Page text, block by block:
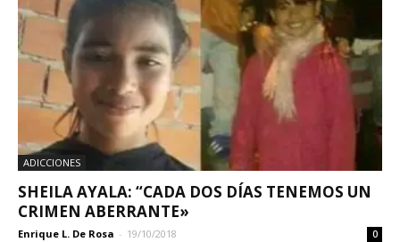
Rosa
Alabaster
ADICCIONES
SHEILA AYALA: “CADA DOS DÍAS TENEMOS UN
CRIMEN ABERRANTE»
Enrique L. De Rosa - 19/10/2018 0